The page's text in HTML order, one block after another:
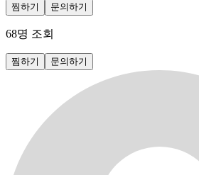
찜하기 문의하기
68명 조회
찜하기 문의하기